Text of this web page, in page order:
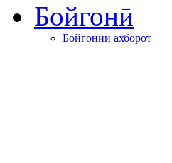
Бойгонӣ
Бойгонии ахборот